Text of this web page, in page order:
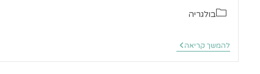
קטגוריה:
בולגריה
להמשך קריאהבנסקו
–